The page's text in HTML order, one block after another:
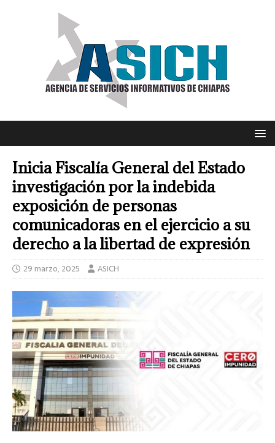
Inicia Fiscalía General del Estado
investigación por la indebida
exposición de personas
comunicadoras en el ejercicio a su
derecho a la libertad de expresión
29 marzo, 2025 ASICH